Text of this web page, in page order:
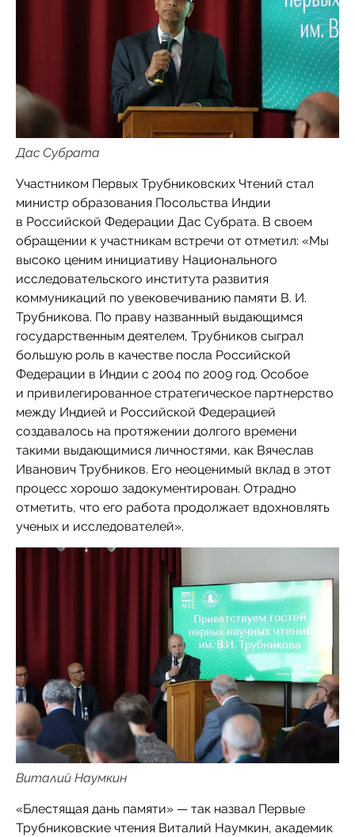
Дас Субрата
Участником Первых Трубниковских Чтений стал
министр образования Посольства Индии
в Российской Федерации Дас Субрата. В своем
обращении к участникам встречи от отметил: «Мы
высоко ценим инициативу Национального
исследовательского института развития
коммуникаций по увековечиванию памяти В. И.
Трубникова. По праву названный выдающимся
государственным деятелем, Трубников сыграл
большую роль в качестве посла Российской
Федерации в Индии с 2004 по 2009 год. Особое
и привилегированное стратегическое партнерство
между Индией и Российской Федерацией
создавалось на протяжении долгого времени
такими выдающимися личностями, как Вячеслав
Иванович Трубников. Его неоценимый вклад в этот
процесс хорошо задокументирован. Отрадно
отметить, что его работа продолжает вдохновлять
ученых и исследователей».
Виталий Наумкин
«Блестящая дань памяти» — так назвал Первые
Трубниковские чтения Виталий Наумкин, академик